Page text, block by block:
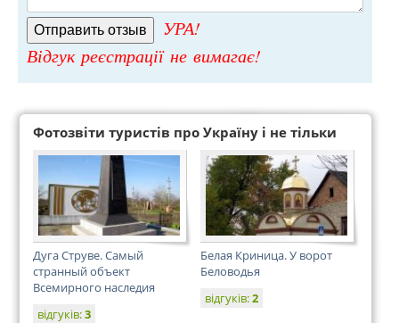
УРА!
Відгук реєстрації не вимагає!
Фотозвіти туристів про Україну і не тільки
Дуга Струве. Самый
странный объект
Всемирного наследия
відгуків:3
Белая Криница. У ворот
Беловодья
відгуків:2